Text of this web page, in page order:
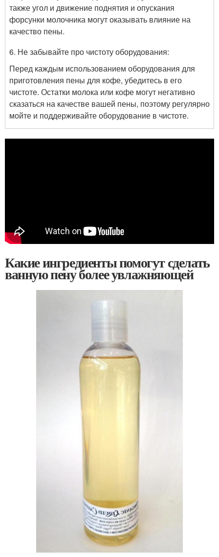
также угол и движение поднятия и опускания
форсунки молочника могут оказывать влияние на
качество пены.
6. Не забывайте про чистоту оборудования:
Перед каждым использованием оборудования для
приготовления пены для кофе, убедитесь в его
чистоте. Остатки молока или кофе могут негативно
сказаться на качестве вашей пены, поэтому регулярно
мойте и поддерживайте оборудование в чистоте.
Какие ингредиенты помогут сделать
ванную пену более увлажняющей